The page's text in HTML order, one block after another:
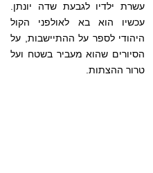
עשרת ילדיו לגבעת שדה יונתן.
עכשיו הוא בא לאולפני הקול
היהודי לספר על ההתיישבות, על
הסיורים שהוא מעביר בשטח ועל
טרור ההצתות.